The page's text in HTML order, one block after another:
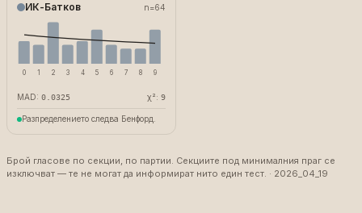
ИК-Батков n=64
0 1 2 3 4 5 6 7 8 9
MAD: 0.0325 χ²: 9
Разпределението следва Бенфорд.
Брой гласове по секции, по партии. Секциите под минималния праг се
изключват — те не могат да информират нито един тест. · 2026_04_19